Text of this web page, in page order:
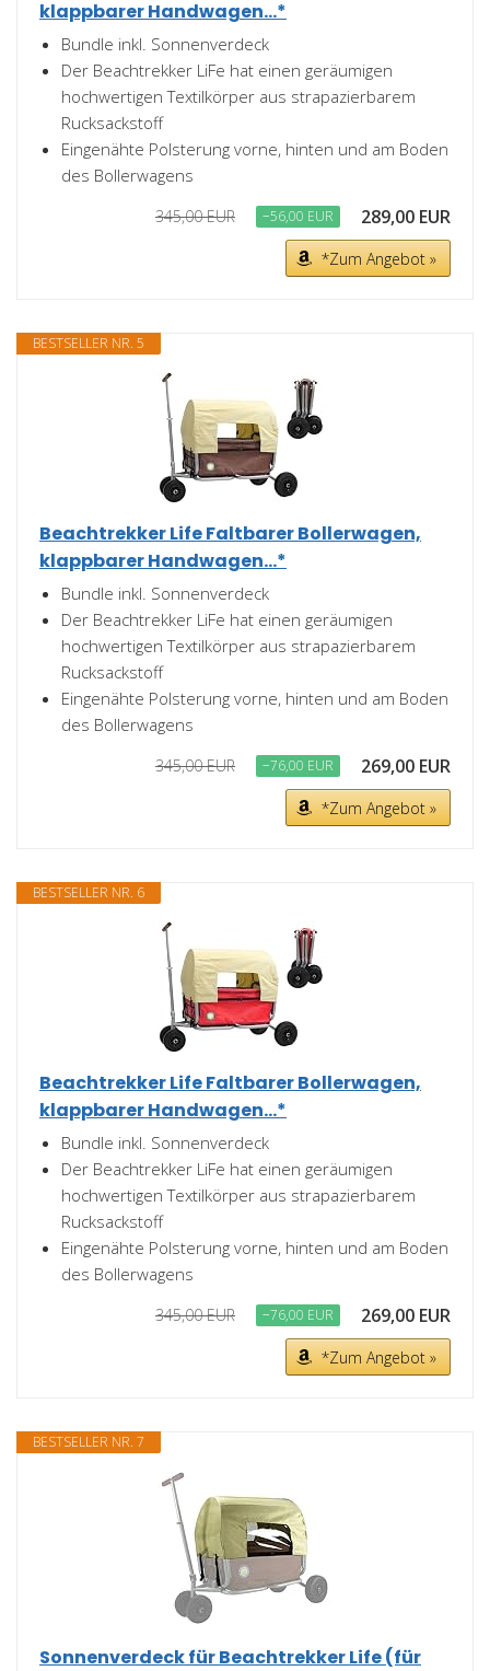
klappbarer Handwagen...*
Bundle inkl. Sonnenverdeck
Der Beachtrekker LiFe hat einen geräumigen
hochwertigen Textilkörper aus strapazierbarem
Rucksackstoff
Eingenähte Polsterung vorne, hinten und am Boden
des Bollerwagens
345,00 EUR −56,00 EUR 289,00 EUR
*Zum Angebot »
BESTSELLER NR. 5
Beachtrekker Life Faltbarer Bollerwagen,
klappbarer Handwagen...*
Bundle inkl. Sonnenverdeck
Der Beachtrekker LiFe hat einen geräumigen
hochwertigen Textilkörper aus strapazierbarem
Rucksackstoff
Eingenähte Polsterung vorne, hinten und am Boden
des Bollerwagens
345,00 EUR −76,00 EUR 269,00 EUR
*Zum Angebot »
BESTSELLER NR. 6
Beachtrekker Life Faltbarer Bollerwagen,
klappbarer Handwagen...*
Bundle inkl. Sonnenverdeck
Der Beachtrekker LiFe hat einen geräumigen
hochwertigen Textilkörper aus strapazierbarem
Rucksackstoff
Eingenähte Polsterung vorne, hinten und am Boden
des Bollerwagens
345,00 EUR −76,00 EUR 269,00 EUR
*Zum Angebot »
BESTSELLER NR. 7
Sonnenverdeck für Beachtrekker Life (für